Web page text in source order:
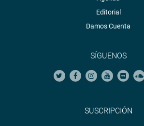
Editorial
Damos Cuenta
SÍGUENOS
SUSCRIPCIÓN